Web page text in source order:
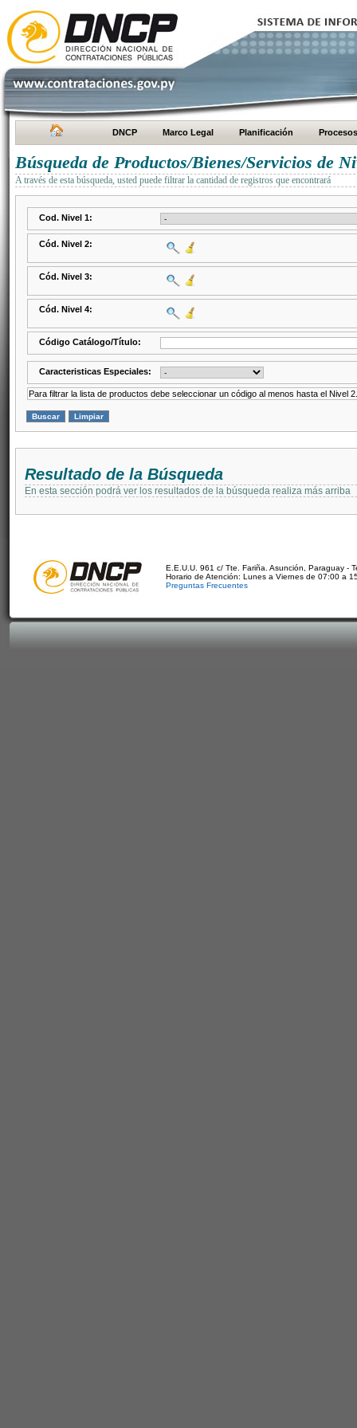
DNCP Marco Legal Planificación Procesos
Búsqueda de Productos/Bienes/Servicios de
A través de esta búsqueda, usted puede filtrar la cantidad de registros que encontrará
Cod. Nivel 1:
Cód. Nivel 2:
Cód. Nivel 3:
Cód. Nivel 4:
Código Catálogo/Título:
Caracteristicas Especiales:
Para filtrar la lista de productos debe seleccionar un código al menos hasta el Nivel 2.
Resultado de la Búsqueda
En esta sección podrá ver los resultados de la búsqueda realiza más arriba
E.E.U.U. 961 c/ Tte. Fariña. Asunción, Paraguay -
Horario de Atención: Lunes a Viernes de 07:00 a
Preguntas Frecuentes